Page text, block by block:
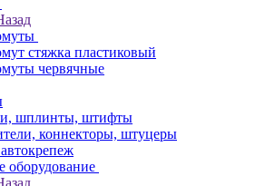
стяжка пластиковый
червячные
шплинты, штифты
коннекторы, штуцеры
оборудование